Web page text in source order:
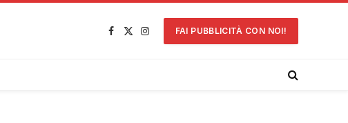
Facebook
X
Instagram
FAI PUBBLICITÀ CON NOI!